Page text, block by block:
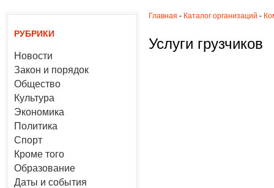
РУБРИКИ
Новости
Закон и порядок
Общество
Культура
Экономика
Политика
Спорт
Кроме того
Образование
Даты и события
Главная - Каталог организаций -
Услуги грузчиков